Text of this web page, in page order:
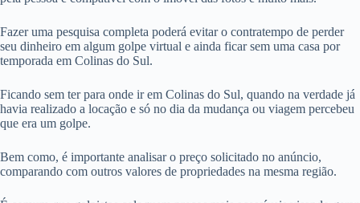
Fazer uma pesquisa completa poderá evitar o contratempo de perder
seu dinheiro em algum golpe virtual e ainda ficar sem uma casa por
temporada em Colinas do Sul.
Ficando sem ter para onde ir em Colinas do Sul, quando na verdade já
havia realizado a locação e só no dia da mudança ou viagem percebeu
que era um golpe.
Bem como, é importante analisar o preço solicitado no anúncio,
comparando com outros valores de propriedades na mesma região.